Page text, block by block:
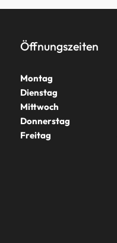
Öffnungszeiten
Montag
Dienstag
Mittwoch
Donnerstag
Freitag